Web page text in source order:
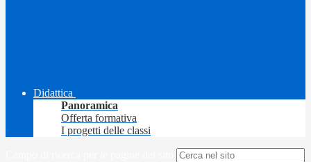
Didattica
Panoramica
Offerta formativa
I progetti delle classi